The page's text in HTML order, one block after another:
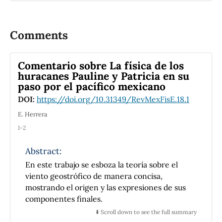
analizados por muchos otros filósofos. Para
diferentes conceptos, algunos novedosos y
otros no tanto, pero redefinidos con un
sentido específico, por ejemplo;máquinas
nomológicas, capacidad, leyes ceteris paribus
entre otros. Cartwright considera que
ninguna teoría puede ser universal ni
fundamental, éstas solo pueden ser
rango determinado bajo ciertas circunstancias
y condiciones. Su filosofía se centra en la idea
de que el mundo está regido por un conjunto
de leyesceteris paribus, es decir leyes que
solo funcionan bajo condiciones específicas y
en un determinado dominio, y por lo tanto
Comments
Comentario sobre La física de los
huracanes Pauline y Patricia en su
paso por el pacífico mexicano
DOI: https://doi.org/10.31349/RevMexFisE.18.1
E. Herrera
1-2
Abstract:
En este trabajo se esboza la teoría sobre el
viento geostrófico de manera concisa,
mostrando el origen y las expresiones de sus
componentes finales.
⬇️ Scroll down to see the full summary